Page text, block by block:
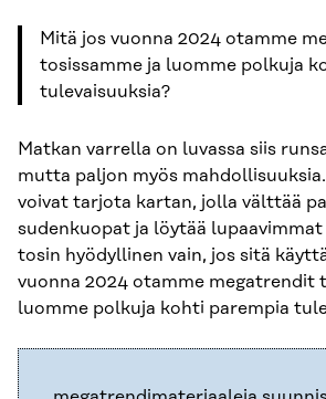
Mitä jos vuonna 2024 otamme
tosissamme ja luomme polkuja
tulevaisuuksia?
Matkan varrella on luvassa siis
mutta paljon myös
voivat tarjota kartan, jolla välttää
sudenkuopat ja löytää
tosin hyödyllinen vain, jos sitä
vuonna 2024 otamme megatrendit
luomme polkuja kohti parempia